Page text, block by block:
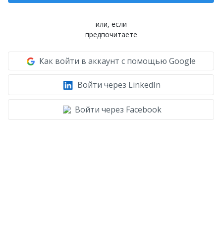
или, если
предпочитаете
Как войти в аккаунт с помощью Google
Войти через LinkedIn
Войти через Facebook